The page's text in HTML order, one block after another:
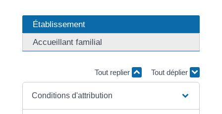
Établissement
Accueillant familial
Tout replier Tout déplier
Conditions d'attribution